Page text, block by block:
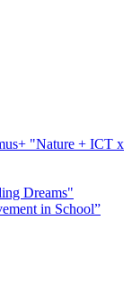
"Nature + ICT x
Dreams"
in School”